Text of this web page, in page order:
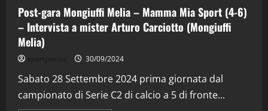
Post-gara Mongiuffi Melia – Mamma Mia Sport (4-6)
– Intervista a mister Arturo Carciotto (Mongiuffi
Melia)
30/09/2024
Sabato 28 Settembre 2024 prima giornata dal
campionato di Serie C2 di calcio a 5 di fronte...
2
“SportEmpire” in Podcast: 29^ Puntata
(Martedi 28 Aprile 2026)
28/04/2026